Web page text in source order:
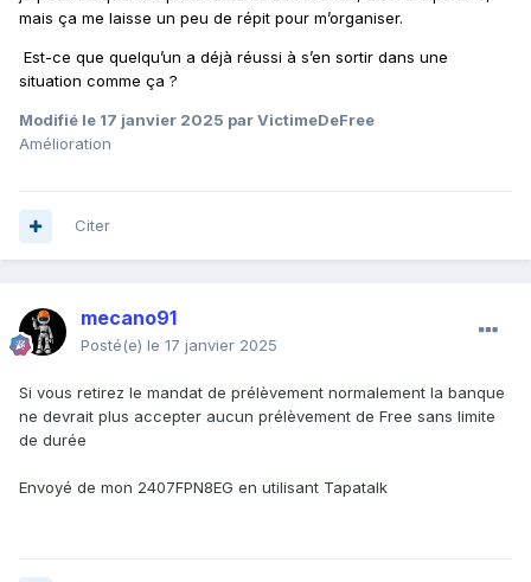
mais ça me laisse un peu de répit pour m’organiser.
Est-ce que quelqu’un a déjà réussi à s’en sortir dans une
situation comme ça ?
Modifié le 17 janvier 2025 par VictimeDeFree
Amélioration
Citer
mecano91
Posté(e) le 17 janvier 2025
Si vous retirez le mandat de prélèvement normalement la banque
ne devrait plus accepter aucun prélèvement de Free sans limite
de durée
Envoyé de mon 2407FPN8EG en utilisant Tapatalk